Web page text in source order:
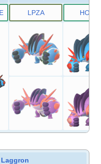
LPZA HOME
Laggron